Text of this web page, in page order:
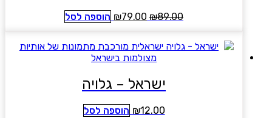
₪89.00
המחיר
₪89.00.
₪79.00
המחיר
₪79.00.
הוספה לסל
ישראל – גלויה
₪12.00 הוספה לסל